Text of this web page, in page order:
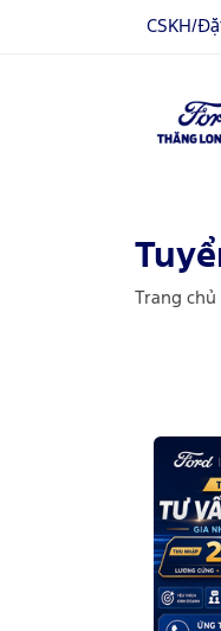
CSKH/
Trang chủ